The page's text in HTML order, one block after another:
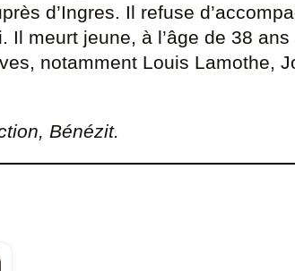
d’Ingres. Il refuse
meurt jeune, à l’âge de 38
notamment Louis Lamothe,
Bénézit.